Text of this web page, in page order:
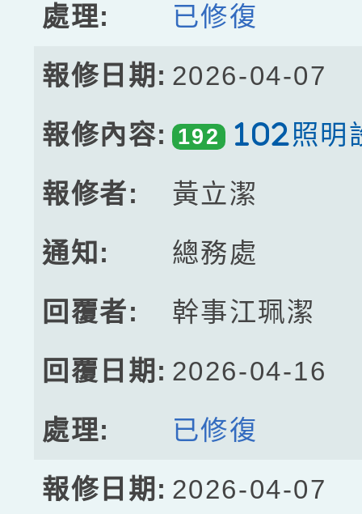
已修復
2026-04-07
192 102照明
黃立潔
總務處
幹事江珮潔
2026-04-16
已修復
2026-04-07